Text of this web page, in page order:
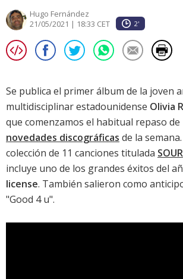
Hugo Fernández
21/05/2021 | 18:33 CET
2'
Se publica el primer álbum de la joven
multidisciplinar estadounidense Olivia
que comenzamos el habitual repaso de
novedades discográficas de la
colección de 11 canciones titulada SOUR
incluye uno de los grandes éxitos del
license. También salieron como
"Good 4 u".